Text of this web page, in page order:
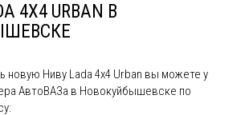
4X4 URBAN В
новую Ниву Lada 4x4 Urban вы можете у
АвтоВАЗа в Новокуйбышевске по